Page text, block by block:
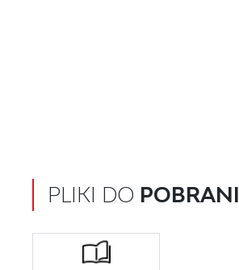
PLIKI DO